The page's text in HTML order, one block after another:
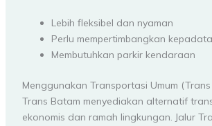
Lebih fleksibel dan nyaman
Perlu mempertimbangkan
Membutuhkan parkir kendaraan
Menggunakan Transportasi Umum
Trans Batam menyediakan alternatif
ekonomis dan ramah lingkungan. Jalur